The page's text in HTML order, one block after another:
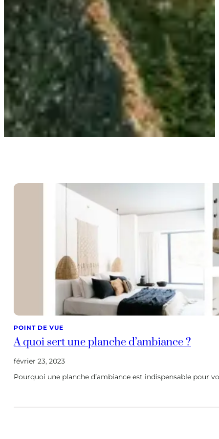
POINT DE VUE
A quoi sert une planche d’ambiance ?
février 23, 2023
Pourquoi une planche d’ambiance est indispensable pour